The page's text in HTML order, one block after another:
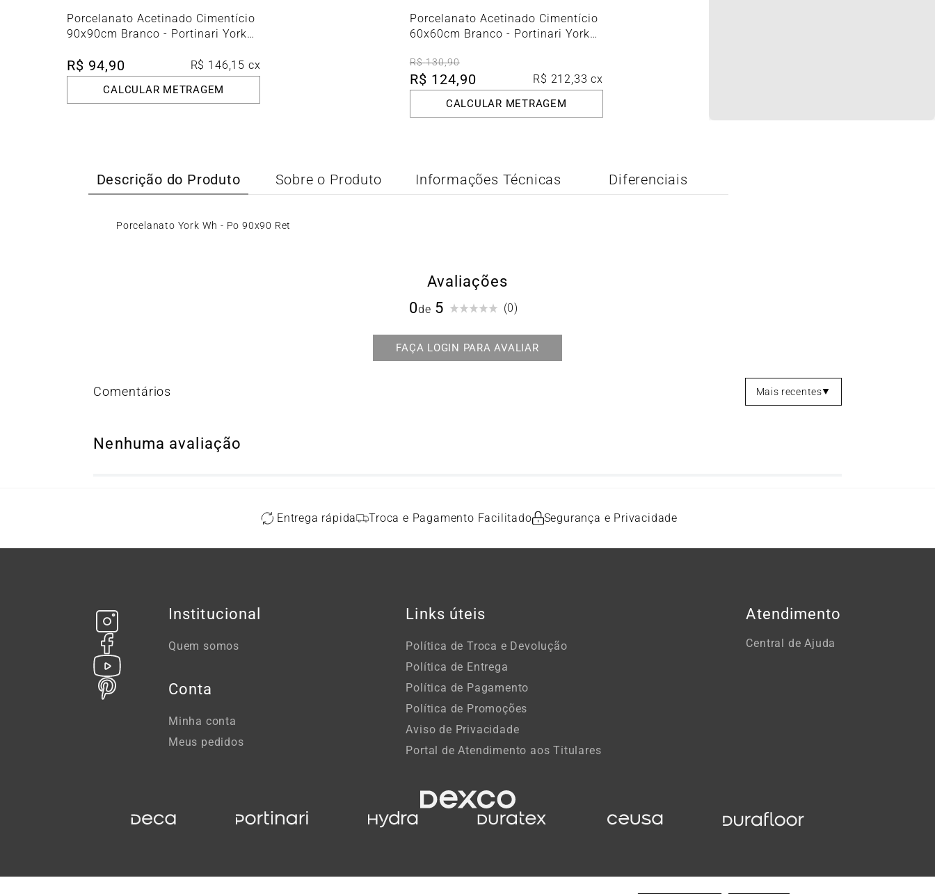
Porcelanato Acetinado Cimentício
90x90cm Branco - Portinari York
R$ 94,90 R$ 146,15 cx
CALCULAR METRAGEM
Porcelanato Acetinado Cimentício
60x60cm Branco - Portinari York
R$ 130,90
R$ 124,90 R$ 212,33 cx
CALCULAR METRAGEM
Descrição do Produto Sobre o Produto Informações Técnicas Diferenciais
Porcelanato York Wh - Po 90x90 Ret
Avaliações
0
(0)
Mais recentes
Nenhuma avaliação
Entrega rápida Troca e Pagamento Facilitado Segurança e Privacidade
Institucional
Quem somos
Conta
Minha conta
Meus pedidos
Links úteis
Política de Troca e Devolução
Política de Entrega
Política de Pagamento
Política de Promoções
Aviso de Privacidade
Portal de Atendimento aos Titulares
Atendimento
Central de Ajuda